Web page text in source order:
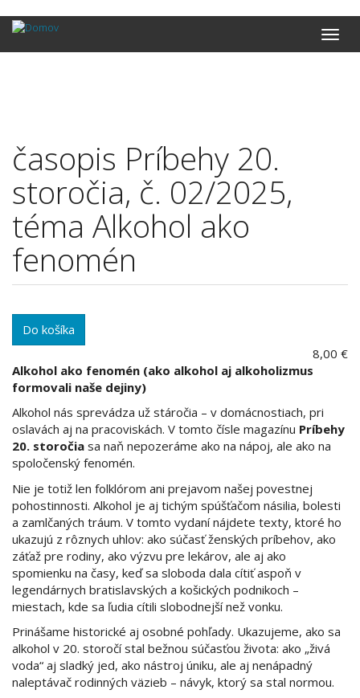
Skočiť
Toggle
časopis Príbehy 20.
storočia, č. 02/2025,
téma Alkohol ako
fenomén
Do košíka
8,00 €
Alkohol ako fenomén (ako alkohol aj alkoholizmus
formovali naše dejiny)
Alkohol nás sprevádza už stáročia – v domácnostiach, pri
oslavách aj na pracoviskách. V tomto čísle magazínu Príbehy
20. storočia sa naň nepozeráme ako na nápoj, ale ako na
spoločenský fenomén.
Nie je totiž len folklórom ani prejavom našej povestnej
pohostinnosti. Alkohol je aj tichým spúšťačom násilia, bolesti
a zamlčaných tráum. V tomto vydaní nájdete texty, ktoré ho
ukazujú z rôznych uhlov: ako súčasť ženských príbehov, ako
záťaž pre rodiny, ako výzvu pre lekárov, ale aj ako
spomienku na časy, keď sa sloboda dala cítiť aspoň v
legendárnych bratislavských a košických podnikoch –
miestach, kde sa ľudia cítili slobodnejší než vonku.
Prinášame historické aj osobné pohľady. Ukazujeme, ako sa
alkohol v 20. storočí stal bežnou súčasťou života: ako „živá
voda“ aj sladký jed, ako nástroj úniku, ale aj nenápadný
naleptávač rodinných väzieb – návyk, ktorý sa stal normou.